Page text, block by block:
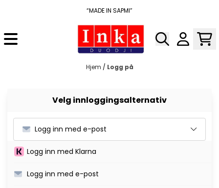
“MADE IN SAPMI”
Hjem / Logg på
Velg innloggingsalternativ
Logg inn med e-post
Logg inn med Klarna
Logg inn med e-post